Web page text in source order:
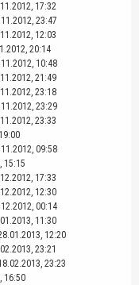
17:32
23:47
12:03
20:14
10:48
21:49
23:18
23:29
23:33
09:58
15:15
17:33
12:30
00:14
11:30
12:20
23:21
23:23
16:50